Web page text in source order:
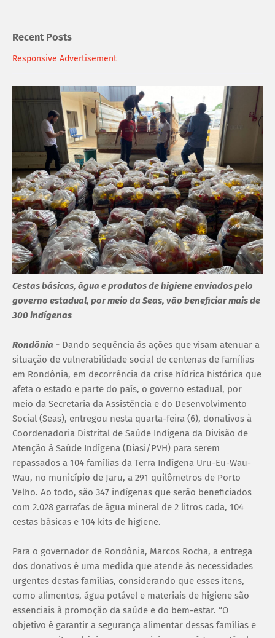
Recent Posts
Responsive Advertisement
Cestas básicas, água e produtos de higiene enviados pelo
governo estadual, por meio da Seas, vão beneficiar mais de
300 indígenas
Rondônia - Dando sequência às ações que visam atenuar a
situação de vulnerabilidade social de centenas de famílias
em Rondônia, em decorrência da crise hídrica histórica que
afeta o estado e parte do país, o governo estadual, por
meio da Secretaria da Assistência e do Desenvolvimento
Social (Seas), entregou nesta quarta-feira (6), donativos à
Coordenadoria Distrital de Saúde Indígena da Divisão de
Atenção à Saúde Indígena (Diasi/PVH) para serem
repassados a 104 famílias da Terra Indígena Uru-Eu-Wau-
Wau, no município de Jaru, a 291 quilômetros de Porto
Velho. Ao todo, são 347 indígenas que serão beneficiados
com 2.028 garrafas de água mineral de 2 litros cada, 104
cestas básicas e 104 kits de higiene.
Para o governador de Rondônia, Marcos Rocha, a entrega
dos donativos é uma medida que atende às necessidades
urgentes destas famílias, considerando que esses itens,
como alimentos, água potável e materiais de higiene são
essenciais à promoção da saúde e do bem-estar. “O
objetivo é garantir a segurança alimentar dessas famílias e